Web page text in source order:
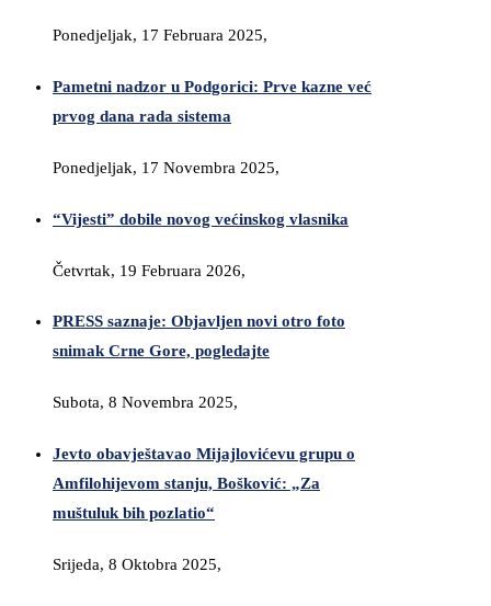
Ponedjeljak, 17 Februara 2025,
Pametni nadzor u Podgorici: Prve kazne već
prvog dana rada sistema
Ponedjeljak, 17 Novembra 2025,
“Vijesti” dobile novog većinskog vlasnika
Četvrtak, 19 Februara 2026,
PRESS saznaje: Objavljen novi otro foto
snimak Crne Gore, pogledajte
Subota, 8 Novembra 2025,
Jevto obavještavao Mijajlovićevu grupu o
Amfilohijevom stanju, Bošković: „Za
muštuluk bih pozlatio“
Srijeda, 8 Oktobra 2025,